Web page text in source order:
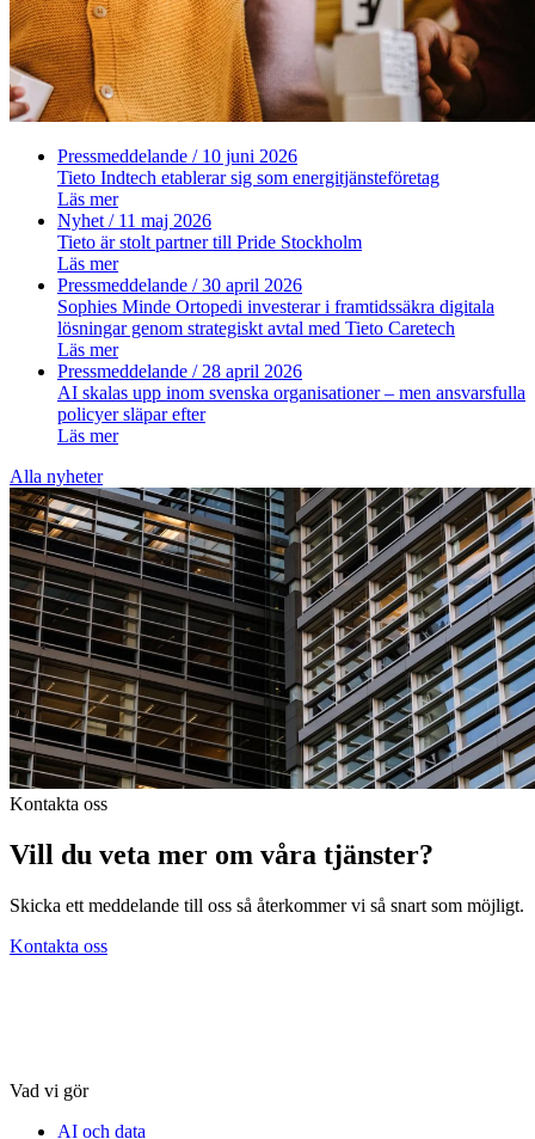
Pressmeddelande / 10 juni 2026
Tieto Indtech etablerar sig som energitjänsteföretag
Läs mer
Nyhet / 11 maj 2026
Tieto är stolt partner till Pride Stockholm
Läs mer
Pressmeddelande / 30 april 2026
Sophies Minde Ortopedi investerar i framtidssäkra digitala
lösningar genom strategiskt avtal med Tieto Caretech
Läs mer
Pressmeddelande / 28 april 2026
AI skalas upp inom svenska organisationer – men ansvarsfulla
policyer släpar efter
Läs mer
Alla nyheter
Kontakta oss
Vill du veta mer om våra tjänster?
Skicka ett meddelande till oss så återkommer vi så snart som möjligt.
Kontakta oss
Vad vi gör
AI och data